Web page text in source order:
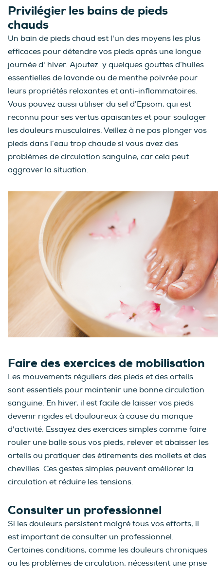
Privilégier les bains de pieds
chauds
Un bain de pieds chaud est l'un des moyens les plus
efficaces pour détendre vos pieds après une longue
journée d' hiver. Ajoutez-y quelques gouttes d’huiles
essentielles de lavande ou de menthe poivrée pour
leurs propriétés relaxantes et anti-inflammatoires.
Vous pouvez aussi utiliser du sel d'Epsom, qui est
reconnu pour ses vertus apaisantes et pour soulager
les douleurs musculaires. Veillez à ne pas plonger vos
pieds dans l’eau trop chaude si vous avez des
problèmes de circulation sanguine, car cela peut
aggraver la situation.
Faire des exercices de mobilisation
Les mouvements réguliers des pieds et des orteils
sont essentiels pour maintenir une bonne circulation
sanguine. En hiver, il est facile de laisser vos pieds
devenir rigides et douloureux à cause du manque
d'activité. Essayez des exercices simples comme faire
rouler une balle sous vos pieds, relever et abaisser les
orteils ou pratiquer des étirements des mollets et des
chevilles. Ces gestes simples peuvent améliorer la
circulation et réduire les tensions.
Consulter un professionnel
Si les douleurs persistent malgré tous vos efforts, il
est important de consulter un professionnel.
Certaines conditions, comme les douleurs chroniques
ou les problèmes de circulation, nécessitent une prise